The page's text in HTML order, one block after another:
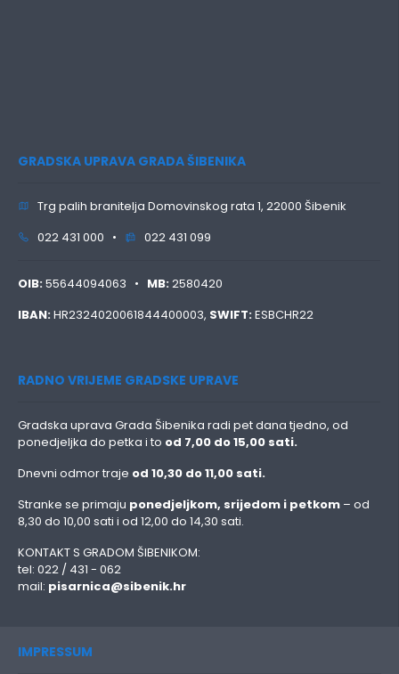
GRADSKA UPRAVA GRADA ŠIBENIKA
Trg palih branitelja Domovinskog rata 1, 22000 Šibenik
022 431 000 •
022 431 099
OIB:55644094063 • MB:2580420
IBAN:HR2324020061844400003, SWIFT:ESBCHR22
RADNO VRIJEME GRADSKE UPRAVE
Gradska uprava Grada Šibenika radi pet dana tjedno, od
ponedjeljka do petka i to od 7,00 do 15,00 sati.
Dnevni odmor traje od 10,30 do 11,00 sati.
Stranke se primaju ponedjeljkom, srijedom i petkom – od
8,30 do 10,00 sati i od 12,00 do 14,30 sati.
KONTAKT S GRADOM ŠIBENIKOM:
tel: 022 / 431 - 062
mail: pisarnica@sibenik.hr
IMPRESSUM